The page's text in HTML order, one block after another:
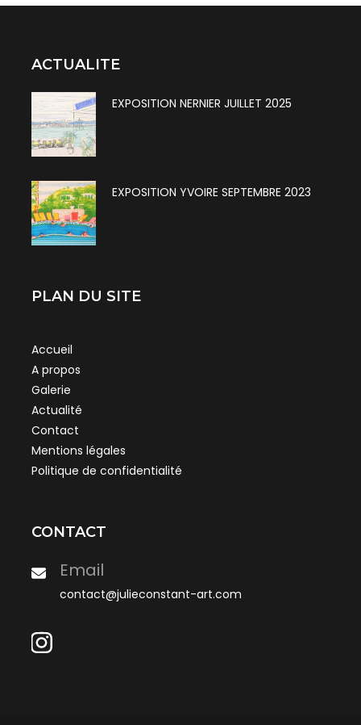
ACTUALITE
EXPOSITION NERNIER JUILLET 2025
EXPOSITION YVOIRE SEPTEMBRE 2023
PLAN DU SITE
Accueil
A propos
Galerie
Actualité
Contact
Mentions légales
Politique de confidentialité
CONTACT
Email
contact@julieconstant-art.com